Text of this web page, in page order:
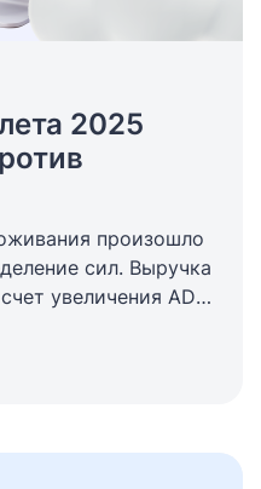
2025
произошло
сил. Выручка
увеличения ADR,
проживания —